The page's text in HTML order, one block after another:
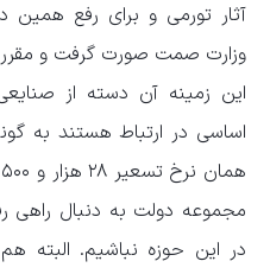
آثار تورمی و برای رفع
وزارت صمت صورت گرفت و
این زمینه آن دسته از
اساسی در ارتباط هستند به
مجموعه دولت به دنبال